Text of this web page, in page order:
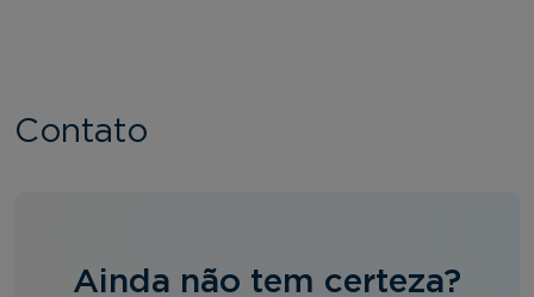
Contato
Ainda não tem certeza?